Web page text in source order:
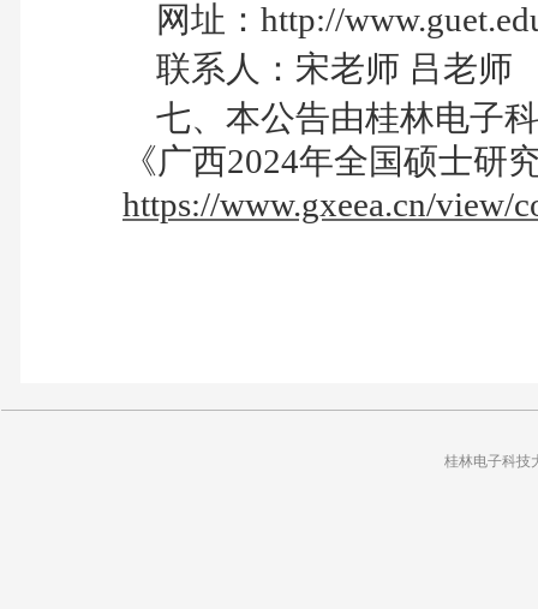
网址： http://
联系人：宋老师 吕老师
七、本公告由桂林电子
《广西2024年全国硕士研
https://www.gxeea.cn/view/
桂林电子科